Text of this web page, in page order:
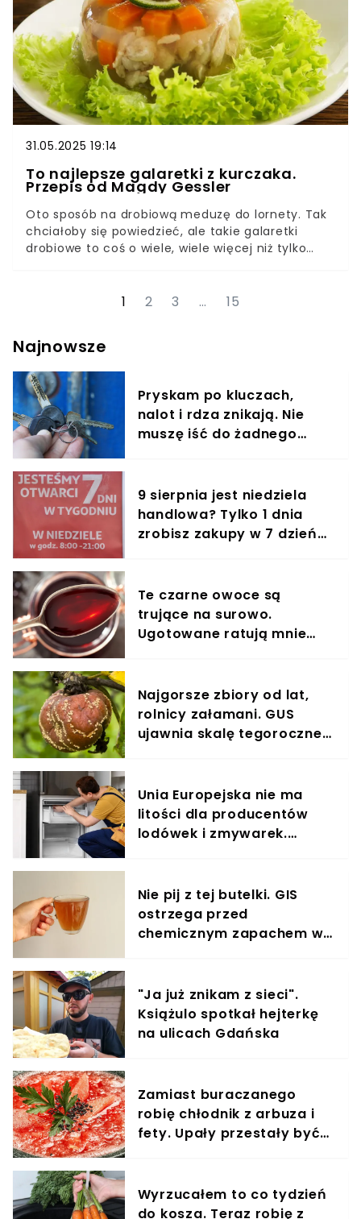
31.05.2025 19:14
To najlepsze galaretki z kurczaka.
Przepis od Magdy Gessler
Oto sposób na drobiową meduzę do lornety. Tak
chciałoby się powiedzieć, ale takie galaretki
drobiowe to coś o wiele, wiele więcej niż tylko
1 2 3 … 15
Najnowsze
Pryskam po kluczach,
nalot i rdza znikają. Nie
muszę iść do żadnego
9 sierpnia jest niedziela
handlowa? Tylko 1 dnia
zrobisz zakupy w 7 dzień
Te czarne owoce są
trujące na surowo.
Ugotowane ratują mnie
Najgorsze zbiory od lat,
rolnicy załamani. GUS
ujawnia skalę tegorocznej
Unia Europejska nie ma
litości dla producentów
lodówek i zmywarek.
Nie pij z tej butelki. GIS
ostrzega przed
chemicznym zapachem w
"Ja już znikam z sieci".
Książulo spotkał hejterkę
na ulicach Gdańska
Zamiast buraczanego
robię chłodnik z arbuza i
fety. Upały przestały być
Wyrzucałem to co tydzień
do kosza. Teraz robię z